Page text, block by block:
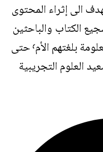
إثراء المحتوى
وتشجيع الكتاب والباحثين
والشباب العرب على مشاركة المعلومة بلغتهم الأم٬ حتى
التجريبية